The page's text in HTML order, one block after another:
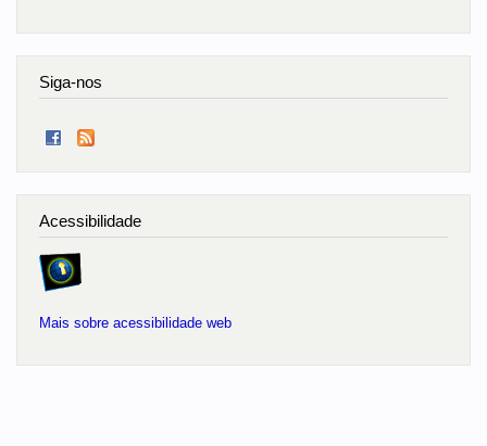
Siga-nos
Acessibilidade
Mais sobre acessibilidade web